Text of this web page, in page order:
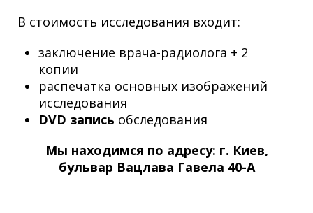
В стоимость исследования входит:
заключение врача-радиолога + 2
копии
распечатка основных изображений
исследования
DVD запись обследования
Мы находимся по адресу: г. Киев,
бульвар Вацлава Гавела 40-А